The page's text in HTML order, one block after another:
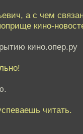
а с чем
кино-
кино.опер.ру
читать.